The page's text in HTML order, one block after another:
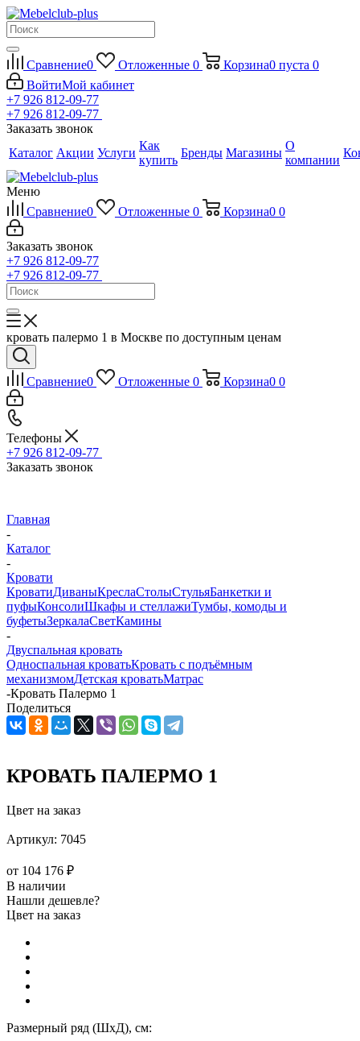
Сравнение0 Отложенные 0 Корзина0 пуста 0
ВойтиМой кабинет
+7 926 812-09-77
+7 926 812-09-77
Заказать звонок
Каталог Акции Услуги
Как
купить
Бренды Магазины
О
компании
Меню
Сравнение0 Отложенные 0 Корзина0 0
Заказать звонок
+7 926 812-09-77
+7 926 812-09-77
кровать палермо 1 в Москве по доступным ценам
Сравнение0 Отложенные 0 Корзина0 0
Телефоны
+7 926 812-09-77
Заказать звонок
Главная
-
Каталог
-
Кровати
КроватиДиваныКреслаСтолыСтульяБанкетки и
пуфыКонсолиШкафы и стеллажиТумбы, комоды и
буфетыЗеркалаСветКамины
-
Двуспальная кровать
Односпальная кроватьКровать с подъёмным
механизмомДетская кроватьМатрас
-Кровать Палермо 1
Поделиться
КРОВАТЬ ПАЛЕРМО 1
Цвет на заказ
Артикул: 7045
от 104 176 ₽
В наличии
Нашли дешевле?
Цвет на заказ
Размерный ряд (ШхД), см: